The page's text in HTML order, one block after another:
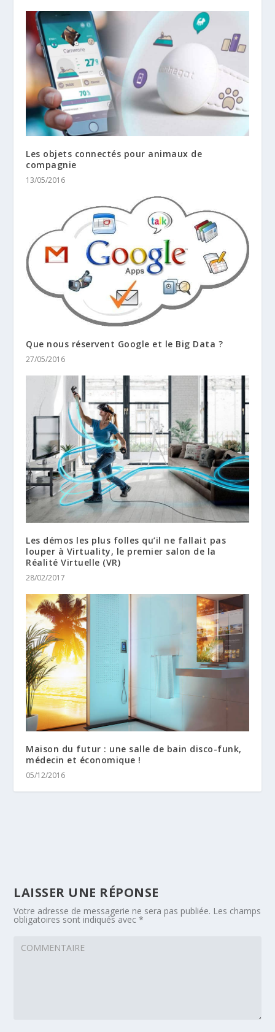
Les objets connectés pour animaux de
compagnie
13/05/2016
Que nous réservent Google et le Big Data ?
27/05/2016
Les démos les plus folles qu’il ne fallait pas
louper à Virtuality, le premier salon de la
Réalité Virtuelle (VR)
28/02/2017
Maison du futur : une salle de bain disco-funk,
médecin et économique !
05/12/2016
LAISSER UNE RÉPONSE
Votre adresse de messagerie ne sera pas publiée. Les champs
obligatoires sont indiqués avec*